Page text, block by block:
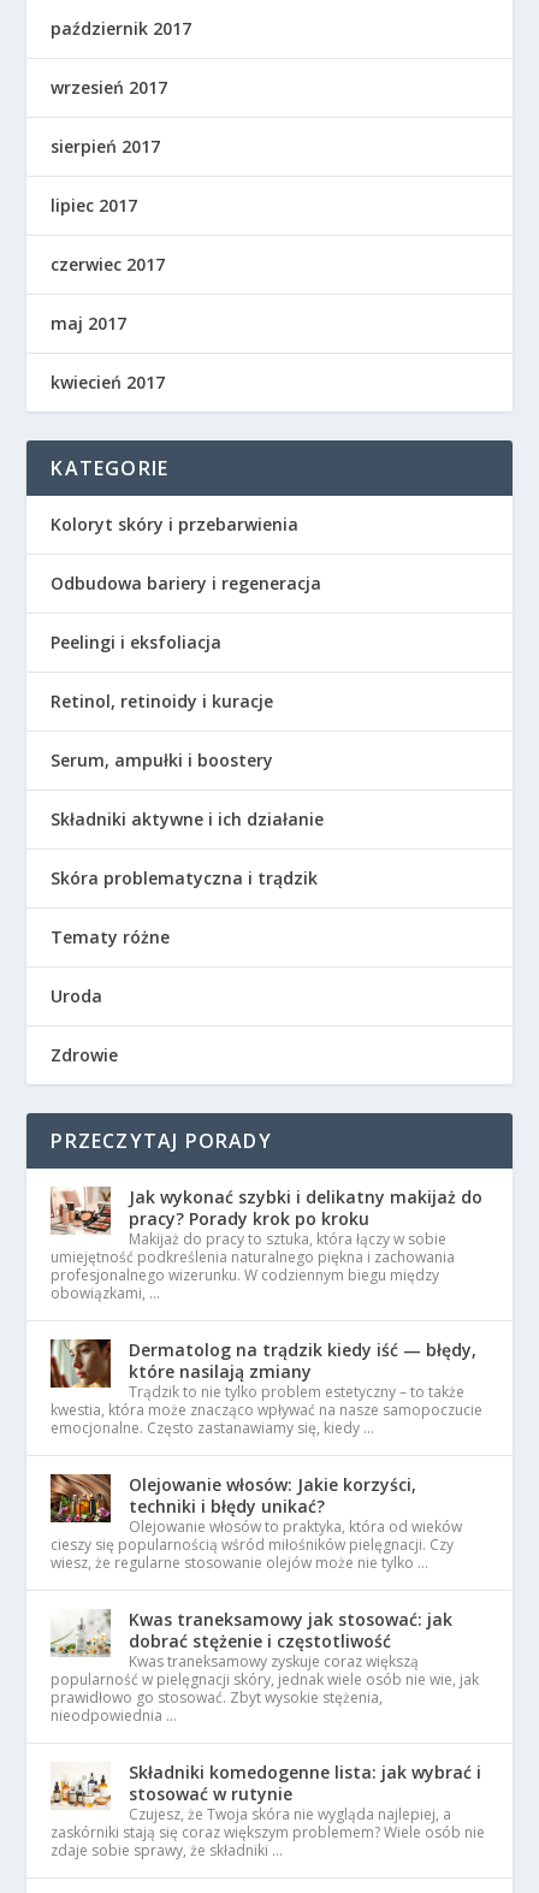
październik 2017
wrzesień 2017
sierpień 2017
lipiec 2017
czerwiec 2017
maj 2017
kwiecień 2017
KATEGORIE
Koloryt skóry i przebarwienia
Odbudowa bariery i regeneracja
Peelingi i eksfoliacja
Retinol, retinoidy i kuracje
Serum, ampułki i boostery
Składniki aktywne i ich działanie
Skóra problematyczna i trądzik
Tematy różne
Uroda
Zdrowie
PRZECZYTAJ PORADY
Jak wykonać szybki i delikatny makijaż do
pracy? Porady krok po kroku
Makijaż do pracy to sztuka, która łączy w sobie
umiejętność podkreślenia naturalnego piękna i zachowania
profesjonalnego wizerunku. W codziennym biegu między
obowiązkami, …
Dermatolog na trądzik kiedy iść — błędy,
które nasilają zmiany
Trądzik to nie tylko problem estetyczny – to także
kwestia, która może znacząco wpływać na nasze samopoczucie
emocjonalne. Często zastanawiamy się, kiedy …
Olejowanie włosów: Jakie korzyści,
techniki i błędy unikać?
Olejowanie włosów to praktyka, która od wieków
cieszy się popularnością wśród miłośników pielęgnacji. Czy
wiesz, że regularne stosowanie olejów może nie tylko …
Kwas traneksamowy jak stosować: jak
dobrać stężenie i częstotliwość
Kwas traneksamowy zyskuje coraz większą
popularność w pielęgnacji skóry, jednak wiele osób nie wie, jak
prawidłowo go stosować. Zbyt wysokie stężenia,
nieodpowiednia …
Składniki komedogenne lista: jak wybrać i
stosować w rutynie
Czujesz, że Twoja skóra nie wygląda najlepiej, a
zaskórniki stają się coraz większym problemem? Wiele osób nie
zdaje sobie sprawy, że składniki …